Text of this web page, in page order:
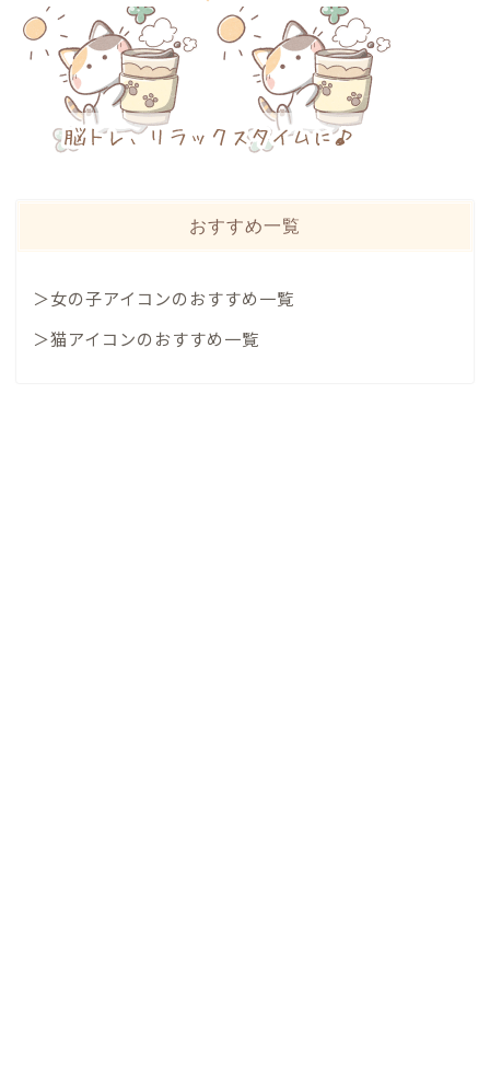
おすすめ一覧
＞女の子アイコンのおすすめ一覧
＞猫アイコンのおすすめ一覧